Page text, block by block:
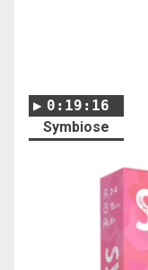
0:19:16
Symbiose